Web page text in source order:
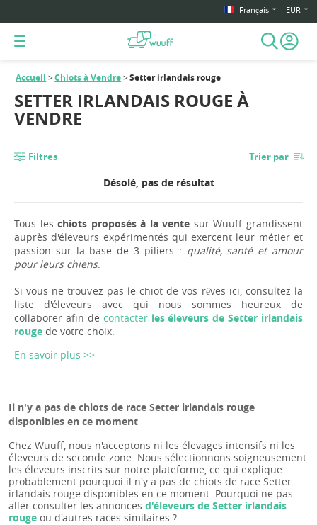
Français EUR
SETTER IRLANDAIS ROUGE À
VENDRE
Accueil Chiots à Vendre Setter irlandais rouge
Filtres Trier par
Désolé, pas de résultat
Tous leschiots proposés à la vente sur Wuuff grandissent
auprès d'éleveurs expérimentés qui exercent leur métier et
passion sur la base de 3 piliers : qualité, santé et amour
pour leurs chiens.
Si vous ne trouvez pas le chiot de vos rêves ici, consultez la
liste d'éleveurs avec qui nous sommes heureux de
collaborer afin de contacterles éleveurs de Setter irlandais
rouge de votre choix.
En savoir plus >>
Il n'y a pas de chiots de race Setter irlandais rouge
disponibles en ce moment
Chez Wuuff, nous n'acceptons ni les élevages intensifs ni les
éleveurs de seconde zone. Nous sélectionnons soigneusement
les éleveurs inscrits sur notre plateforme, ce qui explique
probablement pourquoi il n'y a pas de chiots de race Setter
irlandais rouge disponibles en ce moment. Pourquoi ne pas
aller consulter les annonces d'éleveurs de Setter irlandais
rouge ou d'autres races similaires ?